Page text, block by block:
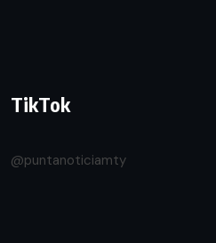
TikTok
@puntanoticiamty